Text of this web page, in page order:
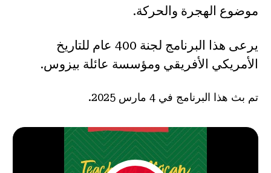
موضوع الهجرة والحركة.
يرعى هذا البرنامج لجنة 400 عام للتاريخ
الأمريكي الأفريقي ومؤسسة عائلة بيزوس.
تم بث هذا البرنامج في 4 مارس 2025.